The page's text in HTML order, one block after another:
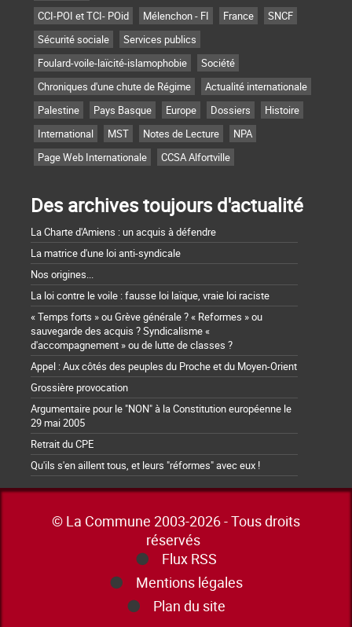
CCI-POI et TCI- POid
Mélenchon - FI France
SNCF
Sécurité sociale
Services publics
Foulard-voile-laïcité-islamophobie
Société
Chroniques d'une chute de Régime
Actualité internationale
Palestine
Pays Basque Europe Dossiers
Histoire
International
MST Notes de Lecture
NPA
Page Web Internationale
CCSA Alfortville
Des archives toujours d'actualité
La Charte d'Amiens : un acquis à défendre
La matrice d'une loi anti-syndicale
Nos origines...
La loi contre le voile : fausse loi laïque, vraie loi raciste
« Temps forts » ou Grève générale ? « Reformes » ou
sauvegarde des acquis ? Syndicalisme «
d'accompagnement » ou de lutte de classes ?
Appel : Aux côtés des peuples du Proche et du Moyen-Orient
Grossière provocation
Argumentaire pour le "NON" à la Constitution européenne le
29 mai 2005
Retrait du CPE
Qu'ils s'en aillent tous, et leurs "réformes" avec eux !
© La Commune 2003-2026 - Tous droits
réservés
Flux RSS
Mentions légales
Plan du site